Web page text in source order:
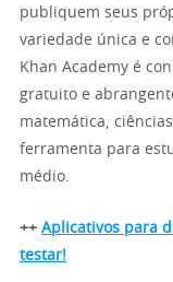
publiquem seus
variedade única e
Khan Academy é
gratuito e
matemática,
ferramenta para
médio.
++ Aplicativos para
testar!